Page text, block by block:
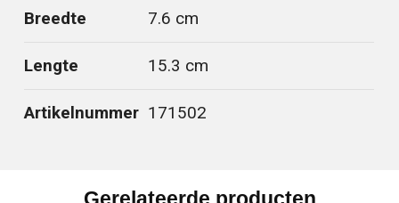
Breedte 7.6 cm
Lengte 15.3 cm
Artikelnummer 171502